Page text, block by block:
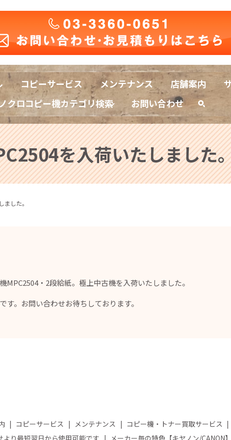
コピーサービス メンテナンス 店舗案内
クロコピー機カテゴリ検索 お問い合わせ search
を入荷いたしました
した。
・2段給紙。極上中古機を入荷いたしました。
す。お問い合わせお待ちしております。
コピーサービス メンテナンス コピー機・トナー買取サービス
り最短翌日から使用可能です
メーカー毎の特色【キヤノン/CANON